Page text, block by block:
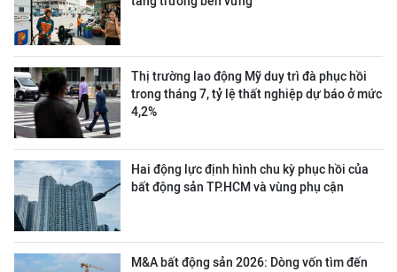
Thị trường lao động Mỹ duy trì đà phục hồi
trong tháng 7, tỷ lệ thất nghiệp dự báo ở mức
4,2%
Hai động lực định hình chu kỳ phục hồi của
bất động sản TP.HCM và vùng phụ cận
M&A bất động sản 2026: Dòng vốn tìm đến